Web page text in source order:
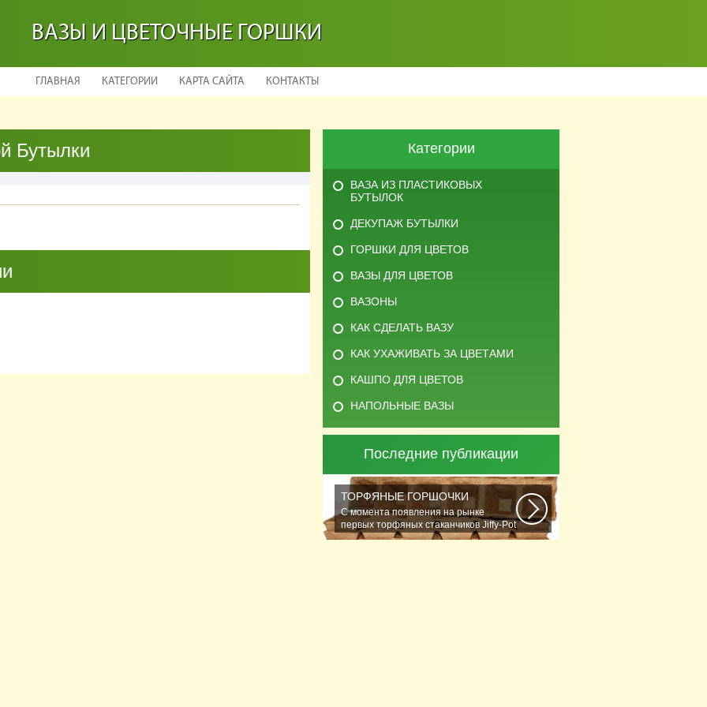
ВАЗЫ И ЦВЕТОЧНЫЕ ГОРШКИ
ГЛАВНАЯ КАТЕГОРИИ КАРТА САЙТА КОНТАКТЫ
Бутылки Категории
ВАЗА ИЗ ПЛАСТИКОВЫХ
БУТЫЛОК
ДЕКУПАЖ БУТЫЛКИ
ГОРШКИ ДЛЯ ЦВЕТОВ
ВАЗЫ ДЛЯ ЦВЕТОВ
ВАЗОНЫ
КАК СДЕЛАТЬ ВАЗУ
КАК УХАЖИВАТЬ ЗА ЦВЕТАМИ
КАШПО ДЛЯ ЦВЕТОВ
НАПОЛЬНЫЕ ВАЗЫ
Последние публикации
ТОРФЯНЫЕ ГОРШОЧКИ
С момента появления на рынке
первых торфяных стаканчиков Jiffy-Рot
растениеводство...